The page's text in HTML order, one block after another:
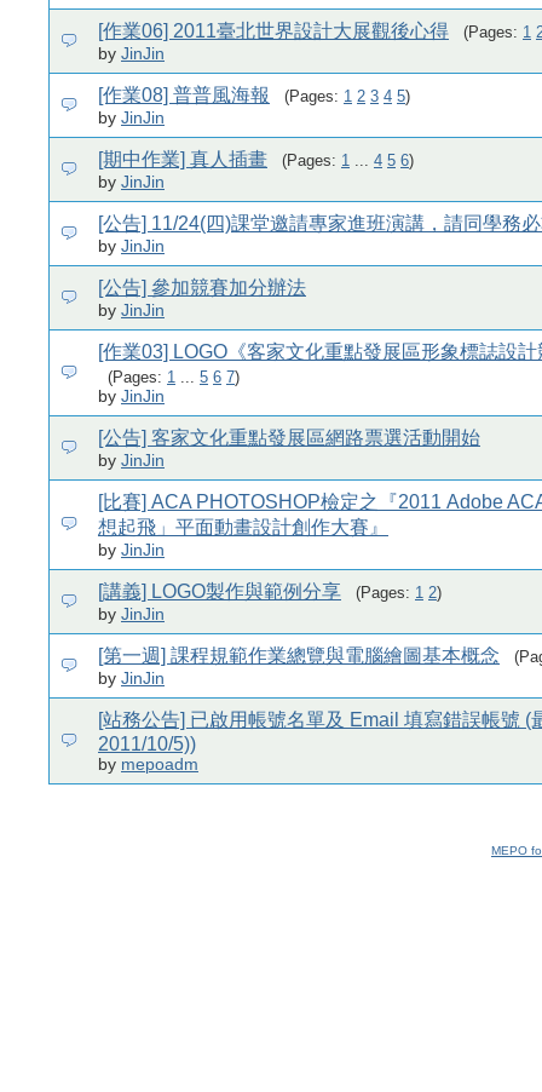
[作業06] 2011臺北世界設計大展觀後心得 (Pages: 1
by JinJin
[作業08] 普普風海報 (Pages: 1 2 3 4 5)
by JinJin
[期中作業] 真人插畫 (Pages: 1 ... 4 5 6)
by JinJin
[公告] 11/24(四)課堂邀請專家進班演講，請同學務
by JinJin
[公告] 參加競賽加分辦法
by JinJin
[作業03] LOGO《客家文化重點發展區形象標誌設
(Pages: 1 ... 5 6 7)
by JinJin
[公告] 客家文化重點發展區網路票選活動開始
by JinJin
[比賽] ACA PHOTOSHOP檢定之『2011 Adobe
想起飛」平面動畫設計創作大賽』
by JinJin
[講義] LOGO製作與範例分享 (Pages: 1 2)
by JinJin
[第一週] 課程規範作業總覽與電腦繪圖基本概念
by JinJin
[站務公告] 已啟用帳號名單及 Email 填寫錯誤帳號 (
2011/10/5))
by mepoadm
MEPO